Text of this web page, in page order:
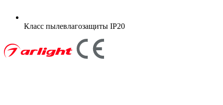
Класс пылевлагозащиты IP20